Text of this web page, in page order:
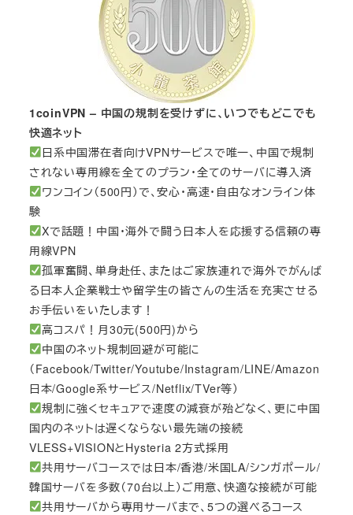
1coinVPN – 中国の規制を受けずに、いつでもどこでも
快適ネット
日系中国滞在者向けVPNサービスで唯一、中国で規制
されない専用線を全てのプラン・全てのサーバに導入済
ワンコイン（500円）で、安心・高速・自由なオンライン体
験
Xで話題！中国・海外で闘う日本人を応援する信頼の専
用線VPN
孤軍奮闘、単身赴任、またはご家族連れで海外でがんば
る日本人企業戦士や留学生の皆さんの生活を充実させる
お手伝いをいたします！
高コスパ！月30元(500円)から
中国のネット規制回避が可能に
（Facebook/Twitter/Youtube/Instagram/LINE/Amazon
日本/Google系サービス/Netflix/TVer等）
規制に強くセキュアで速度の減衰が殆どなく、更に中国
国内のネットは遅くならない最先端の接続
VLESS+VISIONとHysteria 2方式採用
共用サーバコースでは日本/香港/米国LA/シンガポール/
韓国サーバを多数（70台以上）ご用意、快適な接続が可能
共用サーバから専用サーバまで、5つの選べるコース